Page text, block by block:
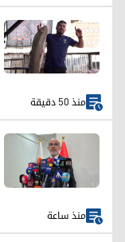
منذ 50 دقيقة
منذ ساعة